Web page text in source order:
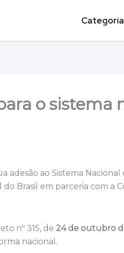
o sistema
adesão ao Sistema
do Brasil em parceria com a
nº 315, de 24 de outubro
nacional.